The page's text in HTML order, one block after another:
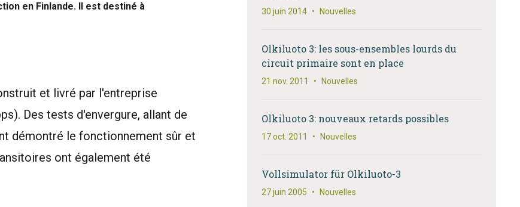
en Finlande. Il est destiné à
et livré par l'entreprise
Des tests d'envergure, allant de
démontré le fonctionnement sûr et
ont également été
30 juin 2014 • Nouvelles
Olkiluoto 3: les sous-ensembles lourds du
circuit primaire sont en place
21 nov. 2011 • Nouvelles
Olkiluoto 3: nouveaux retards possibles
17 oct. 2011 • Nouvelles
Vollsimulator für Olkiluoto-3
27 juin 2005 • Nouvelles